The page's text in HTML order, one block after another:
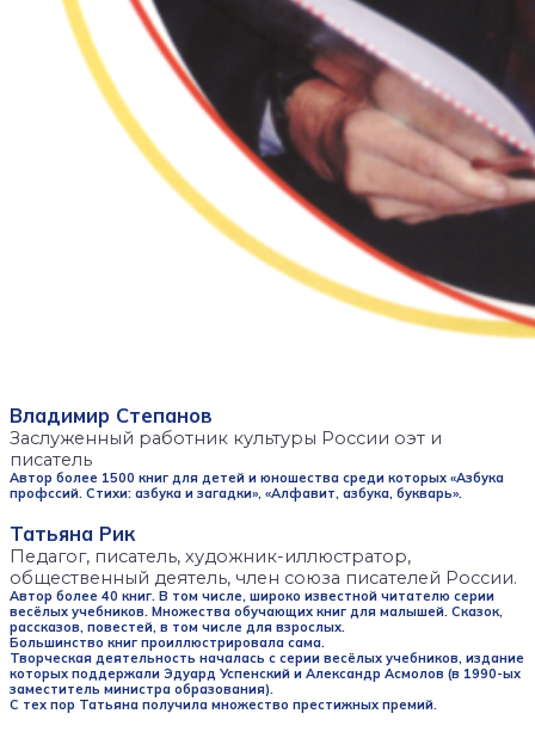
Владимир Степанов
Заслуженный работник культуры России оэт и
писатель
Автор более 1500 книг для детей и юношества среди которых «Азбука
профссий. Стихи: азбука и загадки», «Алфавит, азбука, букварь».
Татьяна Рик
Педагог, писатель, художник-иллюстратор,
общественный деятель, член союза писателей России.
Автор более 40 книг. В том числе, широко известной читателю серии
весёлых учебников. Множества обучающих книг для малышей. Сказок,
рассказов, повестей, в том числе для взрослых.
Большинство книг проиллюстрировала сама.
Творческая деятельность началась с серии весёлых учебников, издание
которых поддержали Эдуард Успенский и Александр Асмолов (в 1990-ых
заместитель министра образования).
С тех пор Татьяна получила множество престижных премий.